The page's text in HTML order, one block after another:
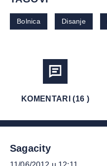
Bolnica Disanje
KOMENTARI (16 )
Sagacity